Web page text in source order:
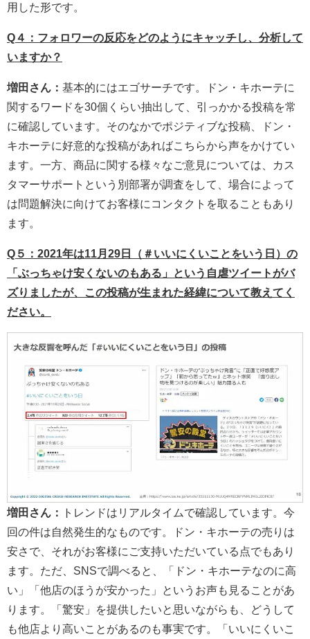
用した形です。
Q４：フォロワーの反応をどのようにキャッチし、分析して
いますか？
増田さん： 基本的にはエゴサーチです。ドン・キホーテに
関するワードを30個くらい抽出して、引っかかる投稿を常
に確認しています。そのなかでポジティブな投稿、ドン・
キホーテに好意的な投稿があればこちらから声をかけてい
ます。一方、商品に関する様々なご意見については、カス
タマーサポートという別部署が調査をして、場合によって
は問題解決に向けてお客様にコンタクトを取ることもあり
ます。
Q５：2021年は11月29日（＃いいにくいことをいう日）の
「ぶっちゃけ安くないのもある」という自虐ツイートがバ
ズりましたが、この投稿が生まれた経緯について教えてく
ださい。
増田さん：
トレンドはリアルタイムで確認しています。今
回の件は自然発生的なものです。ドン・キホーテの売りは
安さで、それがお客様にご支持いただいている点でもあり
ます。ただ、SNSで調べると、「ドン・キホーテなのに高
い」「他店のほうが安かった」というお声も見ることがあ
ります。「驚安」を提供したいと思いながらも、どうして
も他店より高いことがあるのも事実です。「いいにくいこ